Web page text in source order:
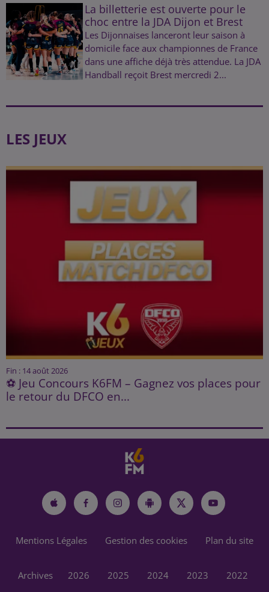
La billetterie est ouverte pour le
choc entre la JDA Dijon et Brest
Les Dijonnaises lanceront leur saison à
domicile face aux championnes de France
dans une affiche déjà très attendue. La JDA
Handball reçoit Brest mercredi 2...
LES JEUX
Fin : 14 août 2026
⚽ Jeu Concours K6FM – Gagnez vos places pour
le retour du DFCO en...
Mentions Légales Gestion des cookies Plan du site
Archives 2026 2025 2024 2023 2022